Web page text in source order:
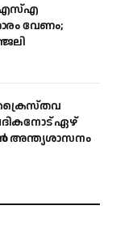
വേണം;
ക്രൈസ്തവ
ഏഴ്
അന്ത്യശാസനം